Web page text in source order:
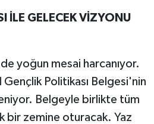
İLE GELECEK VİZYONU
yoğun mesai harcanıyor.
Gençlik Politikası Belgesi'nin
Belgeyle birlikte tüm
bir zemine oturacak. Yaz